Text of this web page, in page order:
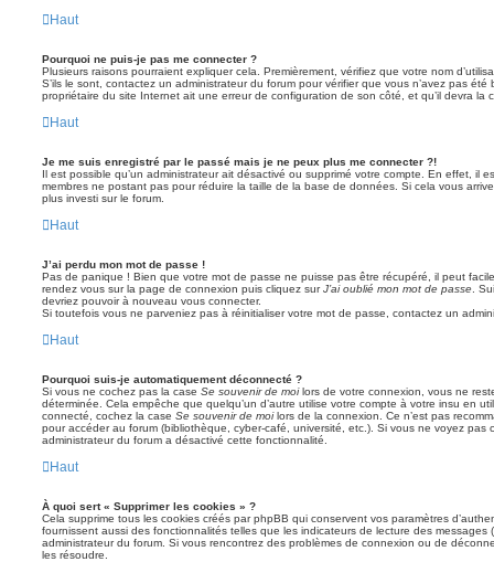
Haut
Pourquoi ne puis-je pas me connecter ?
Plusieurs raisons pourraient expliquer cela. Premièrement, vérifiez que votre nom
S’ils le sont, contactez un administrateur du forum pour vérifier que vous n’avez pas
propriétaire du site Internet ait une erreur de configuration de son côté, et qu’il devra la
Haut
Je me suis enregistré par le passé mais je ne peux plus me connecter ?!
Il est possible qu’un administrateur ait désactivé ou supprimé votre compte. En effet, il
membres ne postant pas pour réduire la taille de la base de données. Si cela vous
plus investi sur le forum.
Haut
J’ai perdu mon mot de passe !
Pas de panique ! Bien que votre mot de passe ne puisse pas être récupéré, il peut
rendez vous sur la page de connexion puis cliquez surJ’ai oublié mon mot de passe .
devriez pouvoir à nouveau vous connecter.
Si toutefois vous ne parveniez pas à réinitialiser votre mot de passe, contactez un
Haut
Pourquoi suis-je automatiquement déconnecté ?
Si vous ne cochez pas la case Se souvenir de moilors de votre connexion, vous ne
déterminée. Cela empêche que quelqu’un d’autre utilise votre compte à votre insu en
connecté, cochez la case Se souvenir de moilors de la connexion. Ce n’est pas
pour accéder au forum (bibliothèque, cyber-café, université, etc.). Si vous ne voyez pas
administrateur du forum a désactivé cette fonctionnalité.
Haut
À quoi sert « Supprimer les cookies » ?
Cela supprime tous les cookies créés par phpBB qui conservent vos paramètres
fournissent aussi des fonctionnalités telles que les indicateurs de lecture des
administrateur du forum. Si vous rencontrez des problèmes de connexion ou de
les résoudre.